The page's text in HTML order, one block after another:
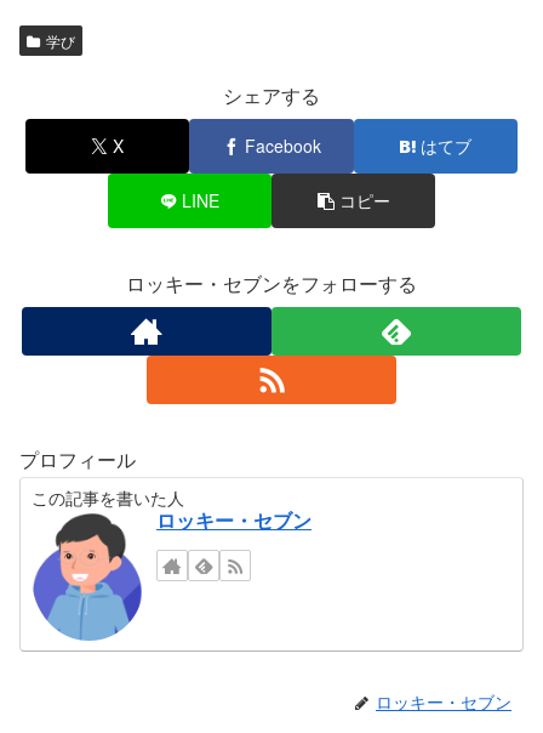
学び
シェアする
X Facebook はてブ
LINE コピー
ロッキー・セブンをフォローする
プロフィール
この記事を書いた人
ロッキー・セブン
ロッキー・セブン